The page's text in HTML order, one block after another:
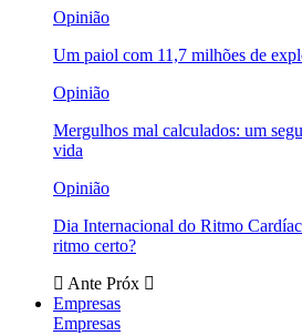
Opinião
Um paiol com 11,7 milhões de
Opinião
Mergulhos mal calculados: um
vida
Opinião
Dia Internacional do Ritmo
ritmo certo?
Ante Próx
Empresas
Empresas